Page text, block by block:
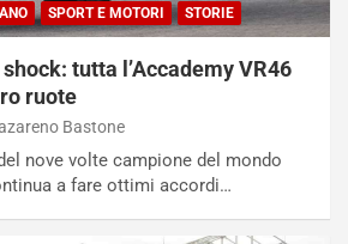
SPORT E MOTORI STORIE
tutta l’Accademy VR46
ruote
Bastone
nove volte campione del mondo
a fare ottimi accordi…